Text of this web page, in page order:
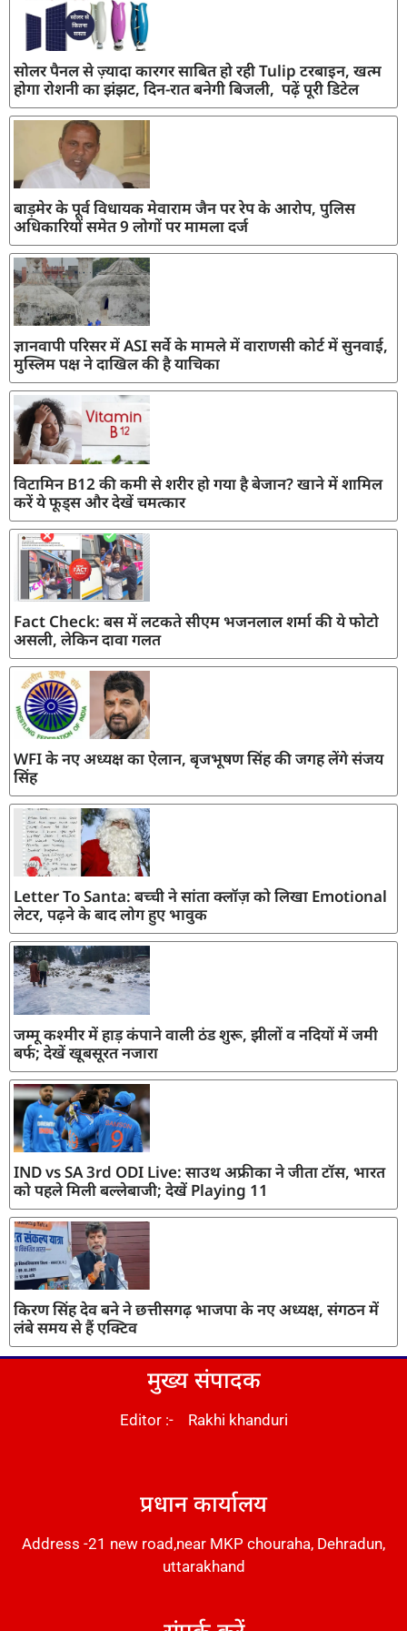
सोलर पैनल से ज़्यादा कारगर साबित हो रही Tulip टरबाइन, खत्म
होगा रोशनी का झंझट, दिन-रात बनेगी बिजली, पढ़ें पूरी डिटेल
बाड़मेर के पूर्व विधायक मेवाराम जैन पर रेप के आरोप, पुलिस
अधिकारियों समेत 9 लोगों पर मामला दर्ज
ज्ञानवापी परिसर में ASI सर्वे के मामले में वाराणसी कोर्ट में सुनवाई,
मुस्लिम पक्ष ने दाखिल की है याचिका
विटामिन B12 की कमी से शरीर हो गया है बेजान? खाने में शामिल
करें ये फूड्स और देखें चमत्कार
Fact Check: बस में लटकते सीएम भजनलाल शर्मा की ये फोटो
असली, लेकिन दावा गलत
WFI के नए अध्यक्ष का ऐलान, बृजभूषण सिंह की जगह लेंगे संजय
सिंह
Letter To Santa: बच्ची ने सांता क्लॉज़ को लिखा Emotional
लेटर, पढ़ने के बाद लोग हुए भावुक
जम्मू कश्मीर में हाड़ कंपाने वाली ठंड शुरू, झीलों व नदियों में जमी
बर्फ; देखें खूबसूरत नजारा
IND vs SA 3rd ODI Live: साउथ अफ्रीका ने जीता टॉस, भारत
को पहले मिली बल्लेबाजी; देखें Playing 11
किरण सिंह देव बने ने छत्तीसगढ़ भाजपा के नए अध्यक्ष, संगठन में
लंबे समय से हैं एक्टिव
मुख्य संपादक
Editor :- Rakhi khanduri
प्रधान कार्यालय
Address -21 new road,near MKP chouraha, Dehradun,
uttarakhand